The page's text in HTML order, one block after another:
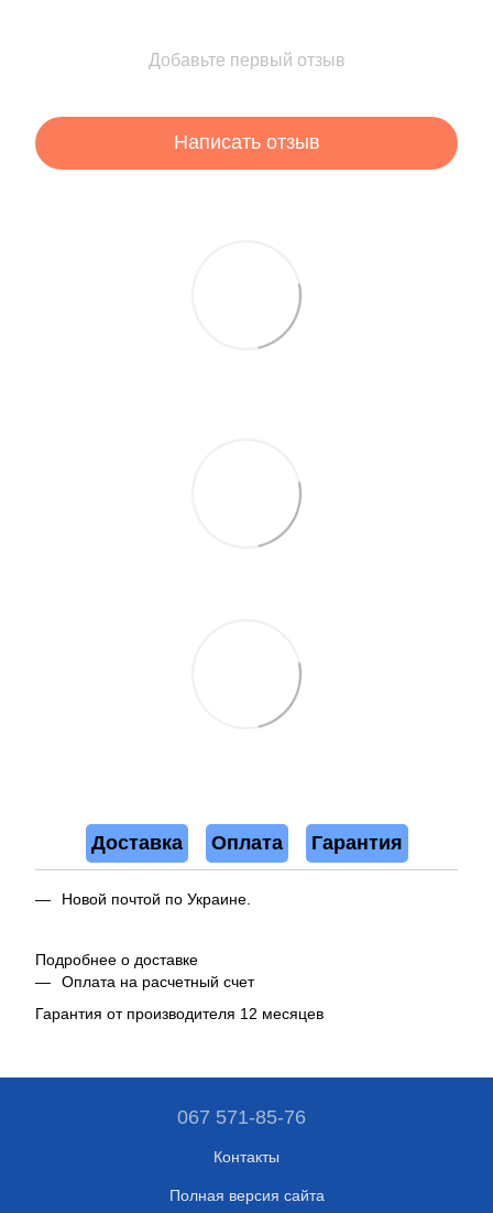
Добавьте первый отзыв
Написать отзыв
Доставка Оплата Гарантия
Новой почтой по Украине.
Подробнее о доставке
Оплата на расчетный счет
Гарантия от производителя 12 месяцев
067 571-85-76
Контакты
Полная версия сайта